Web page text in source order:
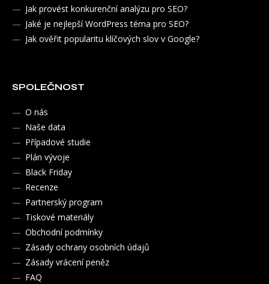
Jak provést konkurenční analýzu pro SEO?
Jaké je nejlepší WordPress téma pro SEO?
Jak ověřit popularitu klíčových slov v Google?
SPOLEČNOST
O nás
Naše data
Případové studie
Plán vývoje
Black Friday
Recenze
Partnerský program
Tiskové materiály
Obchodní podmínky
Zásady ochrany osobních údajů
Zásady vrácení peněz
FAQ